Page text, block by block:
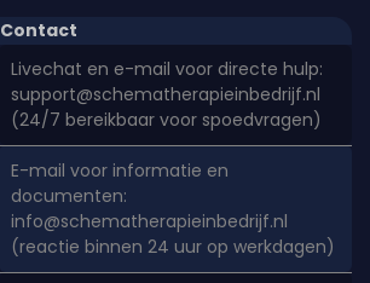
Contact
Livechat en e-mail voor directe hulp:
support@schematherapieinbedrijf.nl
(24/7 bereikbaar voor spoedvragen)
E-mail voor informatie en
documenten:
info@schematherapieinbedrijf.nl
(reactie binnen 24 uur op werkdagen)